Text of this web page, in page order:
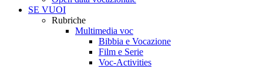
SE VUOI
Rubriche
Multimedia voc
Bibbia e Vocazione
Film e Serie
Voc-Activities